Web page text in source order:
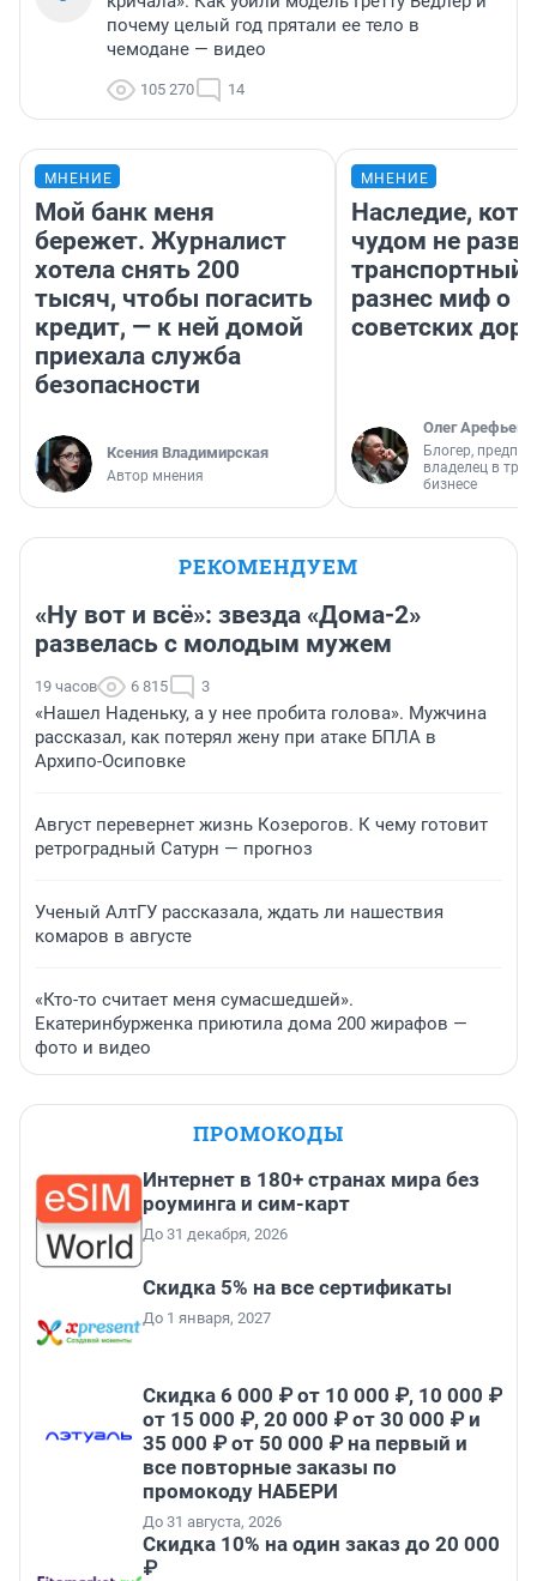
почему целый год прятали ее тело в
чемодане — видео
105 270 14
МНЕНИЕ
Мой банк меня
бережет. Журналист
хотела снять 200
тысяч, чтобы погасить
кредит, — к ней домой
приехала служба
безопасности
Ксения Владимирская
Автор мнения
МНЕНИЕ
Наследие,
чудом не
транспортный
разнес миф о
советских
Олег Арефьев
Блогер,
владелец в
бизнесе
РЕКОМЕНДУЕМ
«Ну вот и всё»: звезда «Дома-2»
развелась с молодым мужем
19 часов 6 815 3
«Нашел Наденьку, а у нее пробита голова». Мужчина
рассказал, как потерял жену при атаке БПЛА в
Архипо-Осиповке
Август перевернет жизнь Козерогов. К чему готовит
ретроградный Сатурн — прогноз
Ученый АлтГУ рассказала, ждать ли нашествия
комаров в августе
«Кто-то считает меня сумасшедшей».
Екатеринбурженка приютила дома 200 жирафов —
фото и видео
ПРОМОКОДЫ
Интернет в 180+ странах мира без
роуминга и сим-карт
До 31 декабря, 2026
Скидка 5% на все сертификаты
До 1 января, 2027
Скидка 6 000 ₽ от 10 000 ₽, 10 000 ₽
от 15 000 ₽, 20 000 ₽ от 30 000 ₽ и
35 000 ₽ от 50 000 ₽ на первый и
все повторные заказы по
промокоду НАБЕРИ
До 31 августа, 2026
Скидка 10% на один заказ до 20 000
₽